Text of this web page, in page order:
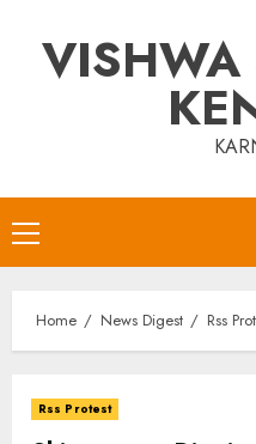
contentVISHWA
Primary
Menu
Home News Digest Rss
Rss Protest